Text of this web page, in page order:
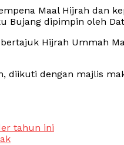
Maal Hijrah dan
Bujang dipimpin oleh
Hijrah Ummah
diikuti dengan majlis
tahun ini